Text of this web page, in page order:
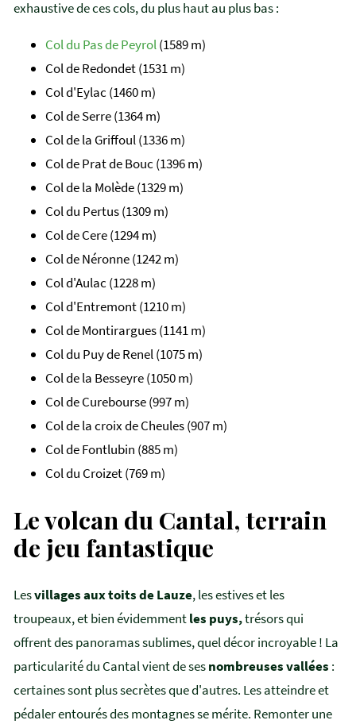
exhaustive de ces cols, du plus haut au plus bas :
Col du Pas de Peyrol(1589 m)
Col de Redondet (1531 m)
Col d'Eylac (1460 m)
Col de Serre (1364 m)
Col de la Griffoul (1336 m)
Col de Prat de Bouc (1396 m)
Col de la Molède (1329 m)
Col du Pertus (1309 m)
Col de Cere (1294 m)
Col de Néronne (1242 m)
Col d'Aulac (1228 m)
Col d'Entremont (1210 m)
Col de Montirargues (1141 m)
Col du Puy de Renel (1075 m)
Col de la Besseyre (1050 m)
Col de Curebourse (997 m)
Col de la croix de Cheules (907 m)
Col de Fontlubin (885 m)
Col du Croizet (769 m)
Le volcan du Cantal, terrain
de jeu fantastique
Lesvillages aux toits de Lauze, les estives et les
troupeaux, et bien évidemmentles puys,trésors qui
offrent des panoramas sublimes, quel décor incroyable ! La
particularité du Cantal vient de sesnombreuses vallées :
certaines sont plus secrètes que d'autres. Les atteindre et
pédaler entourés des montagnes se mérite. Remonter une